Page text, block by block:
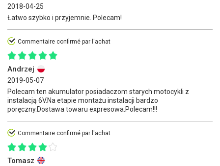
2018-04-25
Łatwo szybko i przyjemnie. Polecam!
Commentaire confirmé par l'achat
Andrzej
2019-05-07
Polecam ten akumulator posiadaczom starych motocykli z
instalacją 6V.Na etapie montażu instalacji bardzo
poręczny.Dostawa towaru expresowa.Polecam!!!
Commentaire confirmé par l'achat
Tomasz